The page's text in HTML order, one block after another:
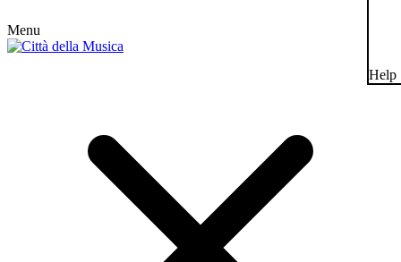
Menu
Help